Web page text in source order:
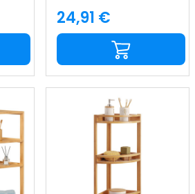
Thinia Home
Precio
24,91 €